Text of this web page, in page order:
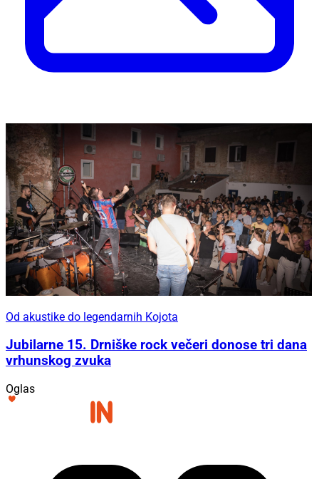
Od akustike do legendarnih Kojota
Jubilarne 15. Drniške rock večeri donose tri dana
vrhunskog zvuka
Oglas